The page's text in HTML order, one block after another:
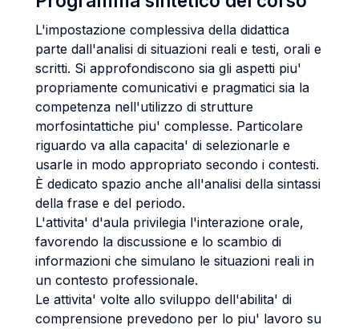
L'impostazione complessiva della didattica
parte dall'analisi di situazioni reali e testi, orali e
scritti. Si approfondiscono sia gli aspetti piu'
propriamente comunicativi e pragmatici sia la
competenza nell'utilizzo di strutture
morfosintattiche piu' complesse. Particolare
riguardo va alla capacita' di selezionarle e
usarle in modo appropriato secondo i contesti.
È dedicato spazio anche all'analisi della sintassi
della frase e del periodo.
L'attivita' d'aula privilegia l'interazione orale,
favorendo la discussione e lo scambio di
informazioni che simulano le situazioni reali in
un contesto professionale.
Le attivita' volte allo sviluppo dell'abilita' di
comprensione prevedono per lo piu' lavoro su